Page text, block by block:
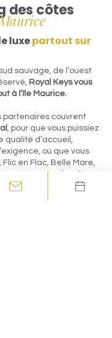
des côtes
luxepartout sur
sauvage, de l’ouest
Royal Keys vous
à l’île Maurice.
partenaires couvrent
, pour que vous puissiez
qualité d’accueil,
où que vous
Flic en Flac, Belle Mare,